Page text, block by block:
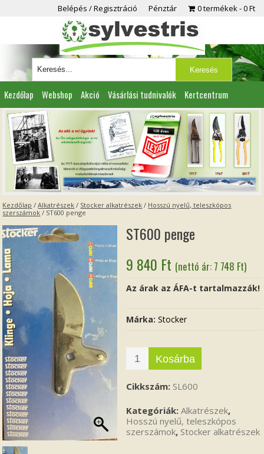
Belépés / Regisztráció Pénztár 0 termékek 0 Ft
Kezdőlap Webshop Akció Vásárlási tudnivalók Kertcentrum
Viszonteladóknak Partnereink Kapcsolat
Kezdőlap /Alkatrészek / Stocker alkatrészek / Hosszú nyelű, teleszkópos
szerszámok / ST600 penge
ST600 penge
9 840 Ft (nettó ár: 7 748 Ft)
Az árak az ÁFA-t tartalmazzák!
Márka:Stocker
Kosárba
Cikkszám: SL600
Kategóriák:Alkatrészek,
Hosszú nyelű, teleszkópos
szerszámok, Stocker alkatrészek